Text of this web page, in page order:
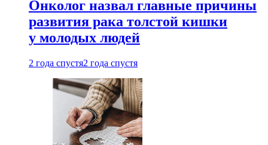
Онколог назвал главные причины
развития рака толстой кишки
у молодых людей
2 года спустя2 года спустя